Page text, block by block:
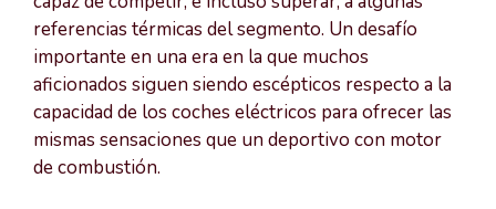
referencias térmicas del segmento. Un desafío
importante en una era en la que muchos
aficionados siguen siendo escépticos respecto a la
capacidad de los coches eléctricos para ofrecer las
mismas sensaciones que un deportivo con motor
de combustión.